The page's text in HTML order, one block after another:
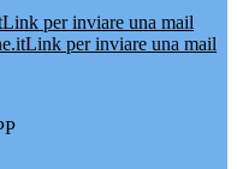
Link per inviare una mail
Link per inviare una mail